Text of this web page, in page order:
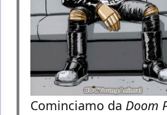
Cominciamo da Doom